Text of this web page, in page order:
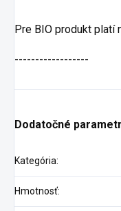
Pre BIO produkt platí
------------------
Dodatočné
Kategória:
Hmotnosť: